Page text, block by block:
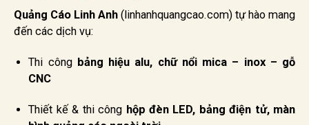
Quảng Cáo Linh Anh (linhanhquangcao.com) tự hào mang
đến các dịch vụ:
Thi công bảng hiệu alu, chữ nổi mica – inox – gỗ
CNC
Thiết kế & thi công hộp đèn LED, bảng điện tử, màn